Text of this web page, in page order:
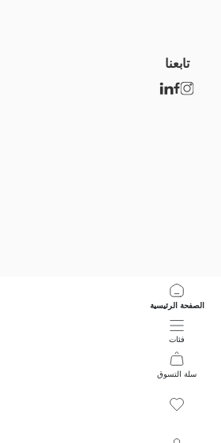
الصفحة الرئيسية
فئات
سلة التسوق
حمل التطبيق
تابعنا